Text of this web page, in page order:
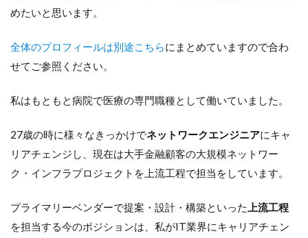
めたいと思います。
全体のプロフィールは別途こちらにまとめていますので合わ
せてご参照ください。
私はもともと病院で医療の専門職種として働いていました。
27歳の時に様々なきっかけでネットワークエンジニアにキャ
リアチェンジし、現在は大手金融顧客の大規模ネットワー
ク・インフラプロジェクトを上流工程で担当をしています。
プライマリーベンダーで提案・設計・構築といった 上流工程
を担当する今のポジションは、私がIT業界にキャリアチェン